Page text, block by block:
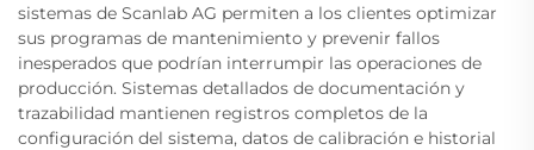
sistemas de Scanlab AG permiten a los clientes optimizar
sus programas de mantenimiento y prevenir fallos
inesperados que podrían interrumpir las operaciones de
producción. Sistemas detallados de documentación y
trazabilidad mantienen registros completos de la
configuración del sistema, datos de calibración e historial